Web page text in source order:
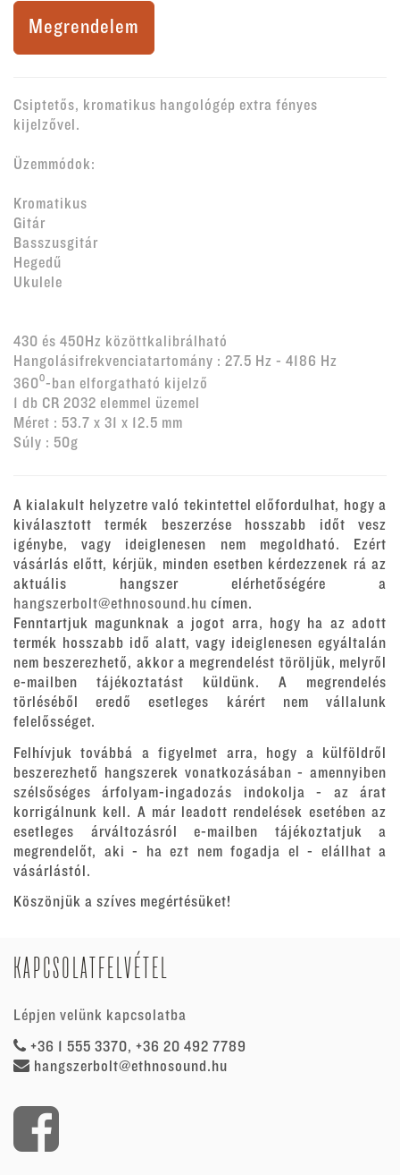
Megrendelem
Csiptetős, kromatikus hangológép extra fényes
kijelzővel.
Üzemmódok:
Kromatikus
Gitár
Basszusgitár
Hegedű
Ukulele
430 és 450Hz közöttkalibrálható
Hangolásifrekvenciatartomány : 27.5 Hz - 4186 Hz
360⁰-ban elforgatható kijelző
1 db CR 2032 elemmel üzemel
Méret : 53.7 x 31 x 12.5 mm
Súly : 50g
A kialakult helyzetre való tekintettel előfordulhat, hogy a
kiválasztott termék beszerzése hosszabb időt vesz
igénybe, vagy ideiglenesen nem megoldható. Ezért
vásárlás előtt, kérjük, minden esetben kérdezzenek rá az
aktuális hangszer elérhetőségére a
hangszerbolt@ethnosound.hu címen.
Fenntartjuk magunknak a jogot arra, hogy ha az adott
termék hosszabb idő alatt, vagy ideiglenesen egyáltalán
nem beszerezhető, akkor a megrendelést töröljük, melyről
e-mailben tájékoztatást küldünk. A megrendelés
törléséből eredő esetleges kárért nem vállalunk
felelősséget.
Felhívjuk továbbá a figyelmet arra, hogy a külföldről
beszerezhető hangszerek vonatkozásában - amennyiben
szélsőséges árfolyam-ingadozás indokolja - az árat
korrigálnunk kell. A már leadott rendelések esetében az
esetleges árváltozásról e-mailben tájékoztatjuk a
megrendelőt, aki - ha ezt nem fogadja el - elállhat a
vásárlástól.
Köszönjük a szíves megértésüket!
KAPCSOLATFELVÉTEL
Lépjen velünk kapcsolatba
+36 1 555 3370, +36 20 492 7789
hangszerbolt@ethnosound.hu